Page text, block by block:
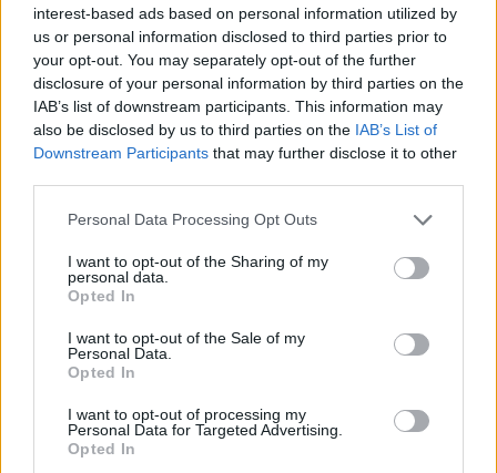
interest-based ads based on personal information utilized by
us or personal information disclosed to third parties prior to
your opt-out. You may separately opt-out of the further
disclosure of your personal information by third parties on the
IAB’s list of downstream participants. This information may
also be disclosed by us to third parties on the IAB’s List of
Downstream Participants that may further disclose it to other
Personal Data Processing Opt Outs
I want to opt-out of the Sharing of my
personal data.
Opted In
I want to opt-out of the Sale of my
Personal Data.
Opted In
I want to opt-out of processing my
Personal Data for Targeted Advertising.
Opted In
Csak nem Spéder Zoltán utódját tisztelhetjük önben a
takarékszövetkezeti integráció átalakításának új
irányítójaként? Senkinek nem szoktam az utódja lenni,
legfeljebb édesapámnak. Feladatokról szívesebben
beszélek, hiszen a legfontosabb az, hogy a szektor
integrációjának és konszolidációjának az előrehaladása
KEDVES OLVASÓNK!
tartozik, melynek olvasása előfizetéses
regisztrációhoz kötött.
Az előfizetés a következőket tartalmazza:
Portfolio.hu teljes cikkarchívum